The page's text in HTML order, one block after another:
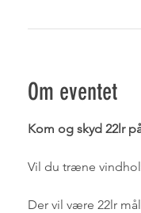
Om eventet
Kom og skyd 22lr
Vil du træne
Der vil være 22lr